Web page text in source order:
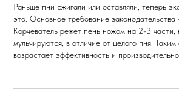
Раньше пни сжигали или оставляли, теперь
это. Основное требование
Корчеватель режет пень ножом на 2-3 части,
мульчируются, в отличие от целого пня.
возрастает эффективность и